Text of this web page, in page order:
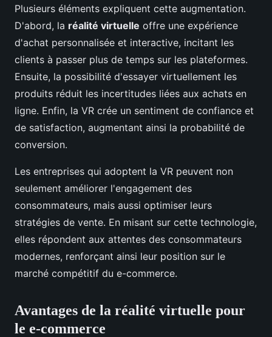
Plusieurs éléments expliquent cette augmentation.
D'abord, la réalité virtuelle offre une expérience
d'achat personnalisée et interactive, incitant les
clients à passer plus de temps sur les plateformes.
Ensuite, la possibilité d'essayer virtuellement les
produits réduit les incertitudes liées aux achats en
ligne. Enfin, la VR crée un sentiment de confiance et
de satisfaction, augmentant ainsi la probabilité de
conversion.
Les entreprises qui adoptent la VR peuvent non
seulement améliorer l'engagement des
consommateurs, mais aussi optimiser leurs
stratégies de vente. En misant sur cette technologie,
elles répondent aux attentes des consommateurs
modernes, renforçant ainsi leur position sur le
marché compétitif du e-commerce.
Avantages de la réalité virtuelle pour
le e-commerce